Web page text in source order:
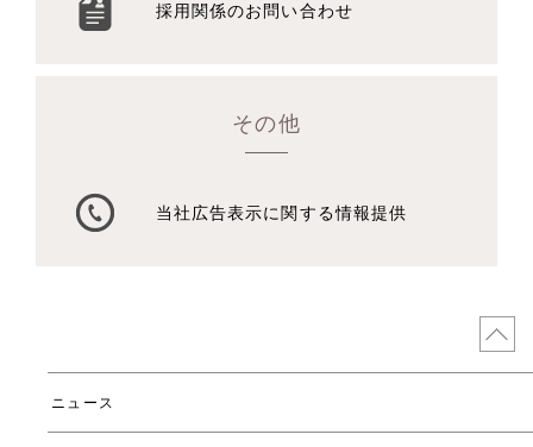
採用関係のお問い合わせ
その他
当社広告表示に関する情報提供
ニュース